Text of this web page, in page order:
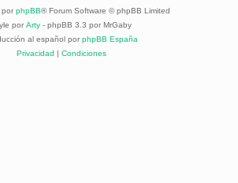
por phpBB® Forum Software © phpBB Limited
por Arty - phpBB 3.3 por MrGaby
al español por phpBB España
Privacidad | Condiciones